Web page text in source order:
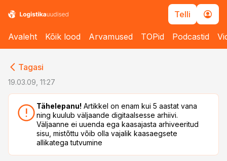
Telli
Avaleht Kõik lood Arvamused TOPid Podcastid
Tagasi
19.03.09, 11:27
Tähelepanu! Artikkel on enam kui 5 aastat vana
ning kuulub väljaande digitaalsesse arhiivi.
Väljaanne ei uuenda ega kaasajasta arhiveeritud
sisu, mistõttu võib olla vajalik kaasaegsete
allikatega tutvumine